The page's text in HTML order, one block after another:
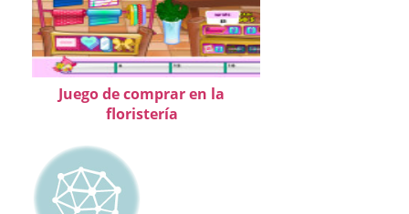
Juego de comprar en la
floristería